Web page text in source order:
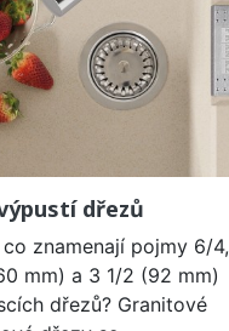
dřezů
znamenají pojmy 6/4,
mm) a 3 1/2 (92 mm)
dřezů? Granitové